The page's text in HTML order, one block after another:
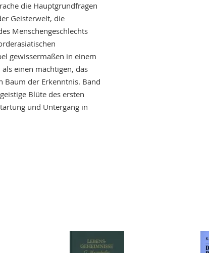
die Hauptgrundfragen
Geisterwelt, die
Menschengeschlechts
gewissermaßen in einem
einen mächtigen, das
Baum der Erkenntnis. Band
Blüte des ersten
und Untergang in